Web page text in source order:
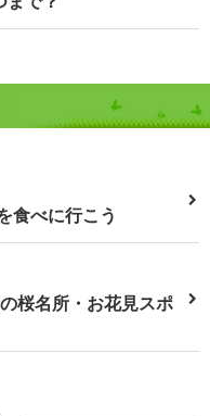
食べに行こう
桜名所・お花見スポ